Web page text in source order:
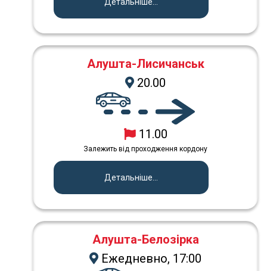
Детальніше...
Алушта-Лисичанськ
20.00
11.00
Залежить від проходження кордону
Детальніше...
Алушта-Белозірка
Ежедневно, 17:00